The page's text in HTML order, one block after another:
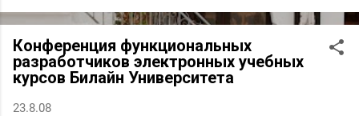
Конференция функциональных
разработчиков электронных учебных
курсов Билайн Университета
23.8.08